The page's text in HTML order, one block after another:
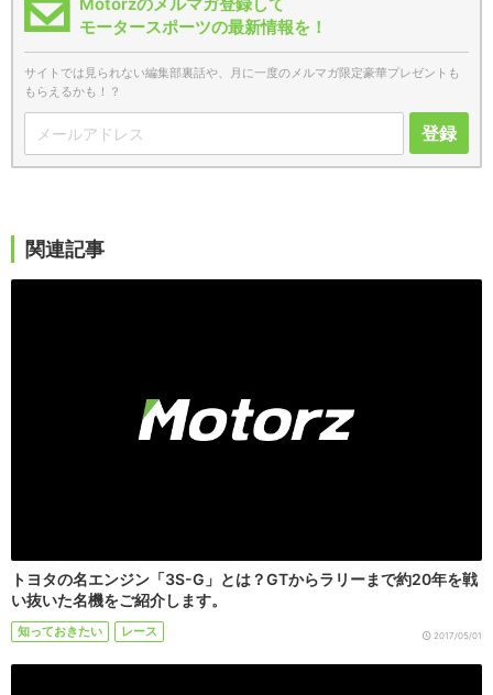
モータースポーツの最新情報を！
サイトでは見られない編集部裏話や、月に一度のメルマガ限定豪華プレゼントも
もらえるかも！？
登録
関連記事
トヨタの名エンジン「3S-G」とは？GTからラリーまで約20年を戦
い抜いた名機をご紹介します。
知っておきたい レース 2017/05/01